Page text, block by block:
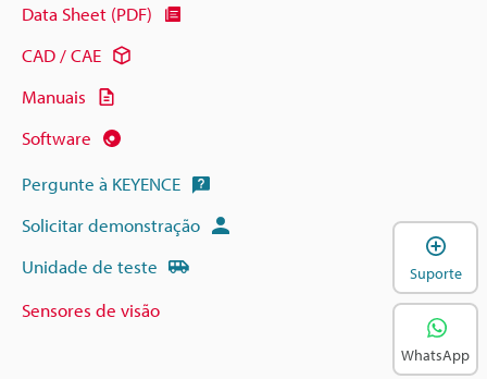
Data Sheet (PDF)
CAD / CAE
Manuais
Software
Pergunte à KEYENCE
Solicitar demonstração
Unidade de teste
Sensores de visão
Suporte
WhatsApp